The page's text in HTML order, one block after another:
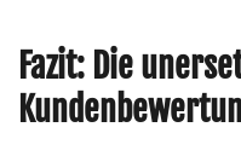
Fazit: Die